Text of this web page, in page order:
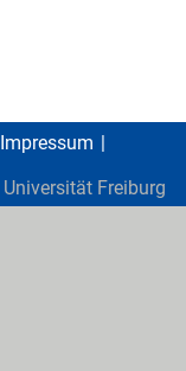
Impressum
Universität Freiburg